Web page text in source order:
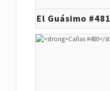
El Guásimo #481